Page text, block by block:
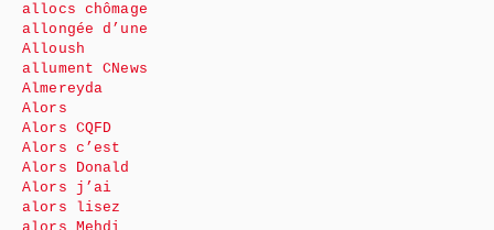
allocs chômage
allongée d’une
Alloush
allument CNews
Almereyda
Alors
Alors CQFD
Alors c’est
Alors Donald
Alors j’ai
alors lisez